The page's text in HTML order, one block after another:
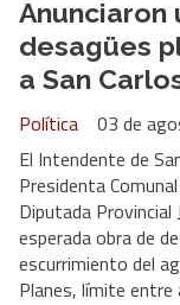
Anunciaron
desagües
a San
Política
03 de
El Intendente de
Presidenta
Diputada Provincial
esperada obra de
escurrimiento del
Planes, límite entre